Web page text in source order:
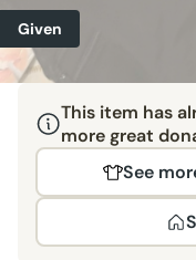
Given
This item has
more great
See